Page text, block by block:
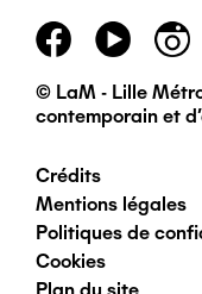
principal
© LaM - Lille
contemporain et
Pied
de
Crédits
Mentions légales
Politiques de
Cookies
Plan du site